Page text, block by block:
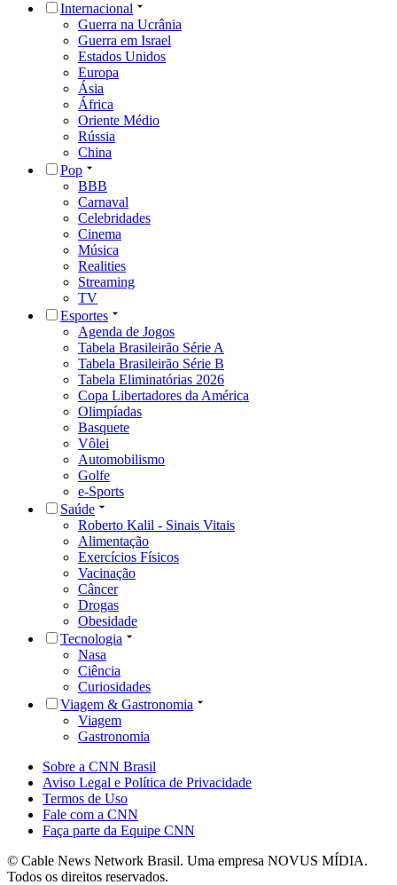
Internacional
Guerra na Ucrânia
Guerra em Israel
Estados Unidos
Europa
Ásia
África
Oriente Médio
Rússia
China
Pop
BBB
Carnaval
Celebridades
Cinema
Música
Realities
Streaming
TV
Esportes
Agenda de Jogos
Tabela Brasileirão Série A
Tabela Brasileirão Série B
Tabela Eliminatórias 2026
Copa Libertadores da América
Olimpíadas
Basquete
Vôlei
Automobilismo
Golfe
e-Sports
Saúde
Roberto Kalil - Sinais Vitais
Alimentação
Exercícios Físicos
Vacinação
Câncer
Drogas
Obesidade
Tecnologia
Nasa
Ciência
Curiosidades
Viagem & Gastronomia
Viagem
Gastronomia
Sobre a CNN Brasil
Aviso Legal e Política de Privacidade
Termos de Uso
Fale com a CNN
Faça parte da Equipe CNN
© Cable News Network Brasil. Uma empresa NOVUS MÍDIA.
Todos os direitos reservados.